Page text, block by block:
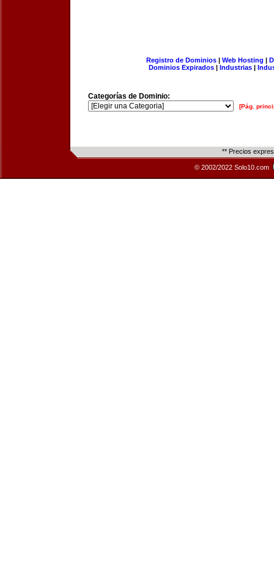
Registro de Dominios| Web Hosting |
Dominios Expirados | Industrias |
Categorías de Dominio:
[Pág.
** Precios
© 2002/2022 Solo10.com